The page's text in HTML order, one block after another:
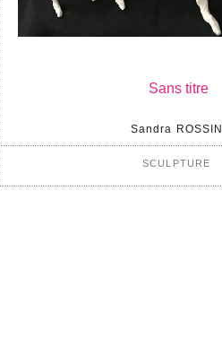
Sans titre
Sandra ROSSINI
SCULPTURE